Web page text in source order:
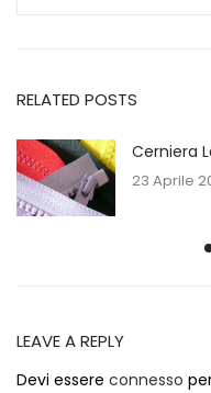
RELATED POSTS
Cerniera
23 Aprile
LEAVE A REPLY
Devi essere connesso